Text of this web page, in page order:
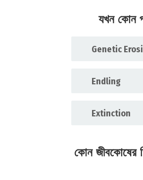
যখন কোন
Genetic
Endling
Extinction
কোন জীবকোষের